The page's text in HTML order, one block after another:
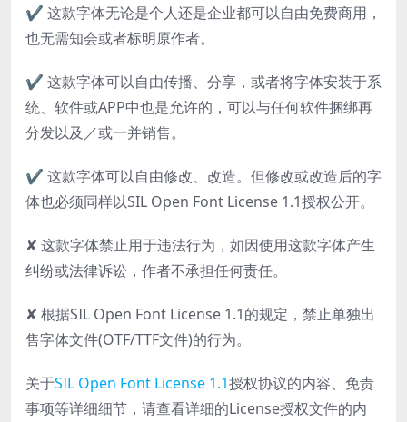
✔ 这款字体无论是个人还是企业都可以自由免费商用，
也无需知会或者标明原作者。
✔ 这款字体可以自由传播、分享，或者将字体安装于系
统、软件或APP中也是允许的，可以与任何软件捆绑再
分发以及／或一并销售。
✔ 这款字体可以自由修改、改造。但修改或改造后的字
体也必须同样以SIL Open Font License 1.1授权公开。
✘ 这款字体禁止用于违法行为，如因使用这款字体产生
纠纷或法律诉讼，作者不承担任何责任。
✘ 根据SIL Open Font License 1.1的规定，禁止单独出
售字体文件(OTF/TTF文件)的行为。
关于SIL Open Font License 1.1授权协议的内容、免责
事项等详细细节，请查看详细的License授权文件的内